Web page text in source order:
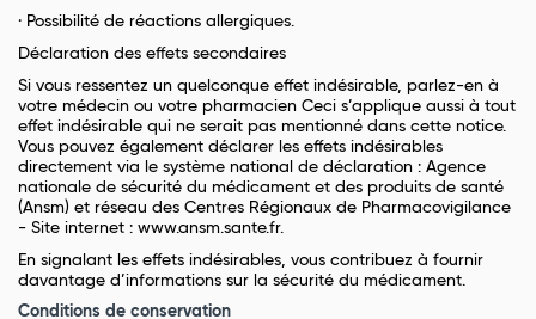
· Possibilité de réactions allergiques.
Déclaration des effets secondaires
Si vous ressentez un quelconque effet indésirable, parlez-en à
votre médecin ou votre pharmacien Ceci s’applique aussi à tout
effet indésirable qui ne serait pas mentionné dans cette notice.
Vous pouvez également déclarer les effets indésirables
directement via le système national de déclaration : Agence
nationale de sécurité du médicament et des produits de santé
(Ansm) et réseau des Centres Régionaux de Pharmacovigilance
- Site internet : www.ansm.sante.fr.
En signalant les effets indésirables, vous contribuez à fournir
davantage d’informations sur la sécurité du médicament.
Conditions de conservation